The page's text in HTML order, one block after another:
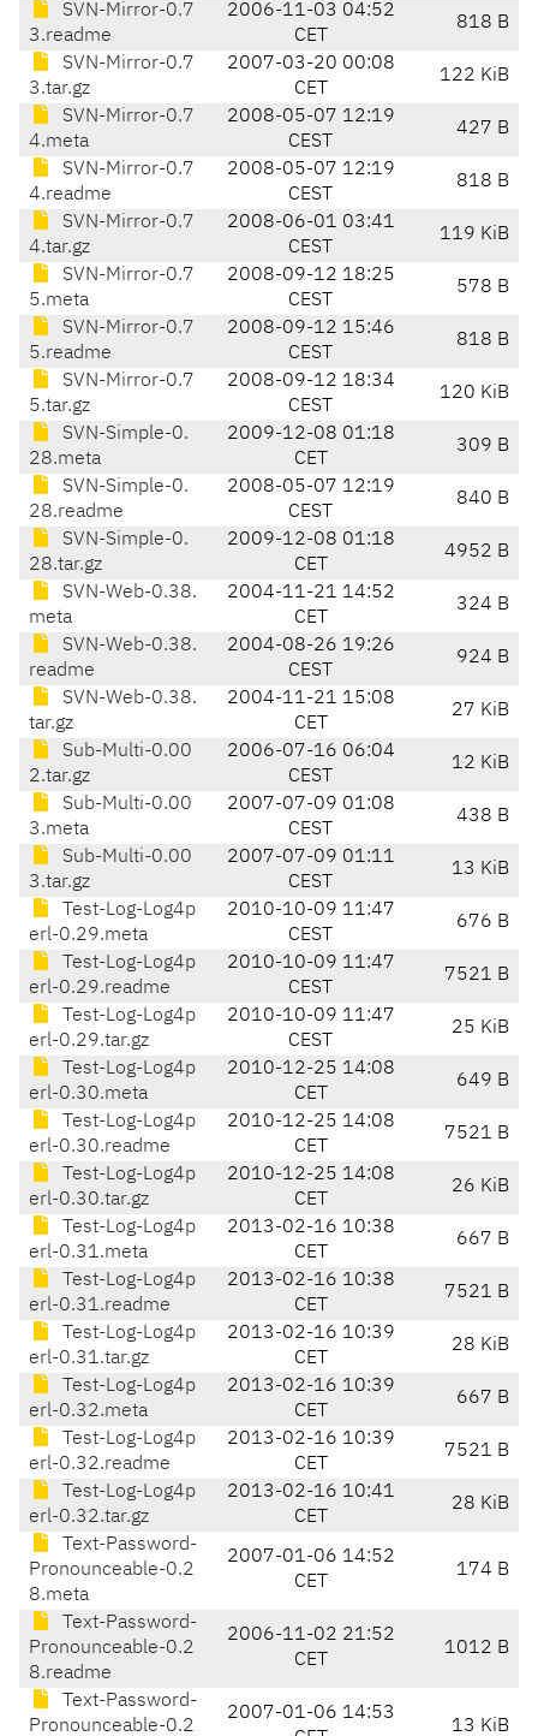
SVN-Mirror-0.7
3.readme
2006-11-03 04:52
CET
818 B
SVN-Mirror-0.7
3.tar.gz
2007-03-20 00:08
CET
122 KiB
SVN-Mirror-0.7
4.meta
2008-05-07 12:19
CEST
427 B
SVN-Mirror-0.7
4.readme
2008-05-07 12:19
CEST
818 B
SVN-Mirror-0.7
4.tar.gz
2008-06-01 03:41
CEST
119 KiB
SVN-Mirror-0.7
5.meta
2008-09-12 18:25
CEST
578 B
SVN-Mirror-0.7
5.readme
2008-09-12 15:46
CEST
818 B
SVN-Mirror-0.7
5.tar.gz
2008-09-12 18:34
CEST
120 KiB
SVN-Simple-0.
28.meta
2009-12-08 01:18
CET
309 B
SVN-Simple-0.
28.readme
2008-05-07 12:19
CEST
840 B
SVN-Simple-0.
28.tar.gz
2009-12-08 01:18
CET
4952 B
SVN-Web-0.38.
meta
2004-11-21 14:52
CET
324 B
SVN-Web-0.38.
readme
2004-08-26 19:26
CEST
924 B
SVN-Web-0.38.
tar.gz
2004-11-21 15:08
CET
27 KiB
Sub-Multi-0.00
2.tar.gz
2006-07-16 06:04
CEST
12 KiB
Sub-Multi-0.00
3.meta
2007-07-09 01:08
CEST
438 B
Sub-Multi-0.00
3.tar.gz
2007-07-09 01:11
CEST
13 KiB
Test-Log-Log4p
erl-0.29.meta
2010-10-09 11:47
CEST
676 B
Test-Log-Log4p
erl-0.29.readme
2010-10-09 11:47
CEST
7521 B
Test-Log-Log4p
erl-0.29.tar.gz
2010-10-09 11:47
CEST
25 KiB
Test-Log-Log4p
erl-0.30.meta
2010-12-25 14:08
CET
649 B
Test-Log-Log4p
erl-0.30.readme
2010-12-25 14:08
CET
7521 B
Test-Log-Log4p
erl-0.30.tar.gz
2010-12-25 14:08
CET
26 KiB
Test-Log-Log4p
erl-0.31.meta
2013-02-16 10:38
CET
667 B
Test-Log-Log4p
erl-0.31.readme
2013-02-16 10:38
CET
7521 B
Test-Log-Log4p
erl-0.31.tar.gz
2013-02-16 10:39
CET
28 KiB
Test-Log-Log4p
erl-0.32.meta
2013-02-16 10:39
CET
667 B
Test-Log-Log4p
erl-0.32.readme
2013-02-16 10:39
CET
7521 B
Test-Log-Log4p
erl-0.32.tar.gz
2013-02-16 10:41
CET
28 KiB
Text-Password-
Pronounceable-0.2
8.meta
2007-01-06 14:52
CET
174 B
Text-Password-
Pronounceable-0.2
8.readme
2006-11-02 21:52
CET
1012 B
Text-Password-
Pronounceable-0.2
2007-01-06 14:53
13 KiB